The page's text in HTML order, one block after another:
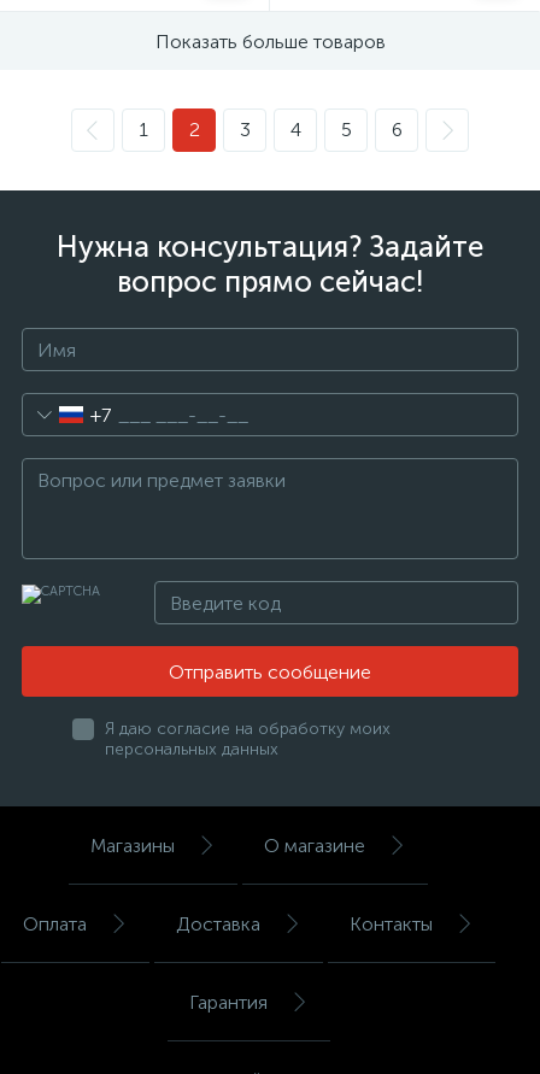
Показать больше товаров
1 2 3 4 5 6
Нужна консультация? Задайте
вопрос прямо сейчас!
+7
Отправить сообщение
Я даю согласие на обработку моих
персональных данных
Магазины О магазине
Оплата Доставка Контакты
Гарантия